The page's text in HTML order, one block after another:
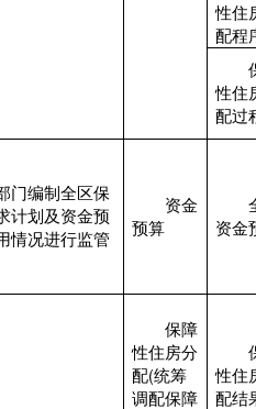
性住
配程
性住
配过
门编制全区保
计划及资金预
情况进行监管
资金
预算
资金
保障
性住房分
配(统筹
调配保障
性住
配结